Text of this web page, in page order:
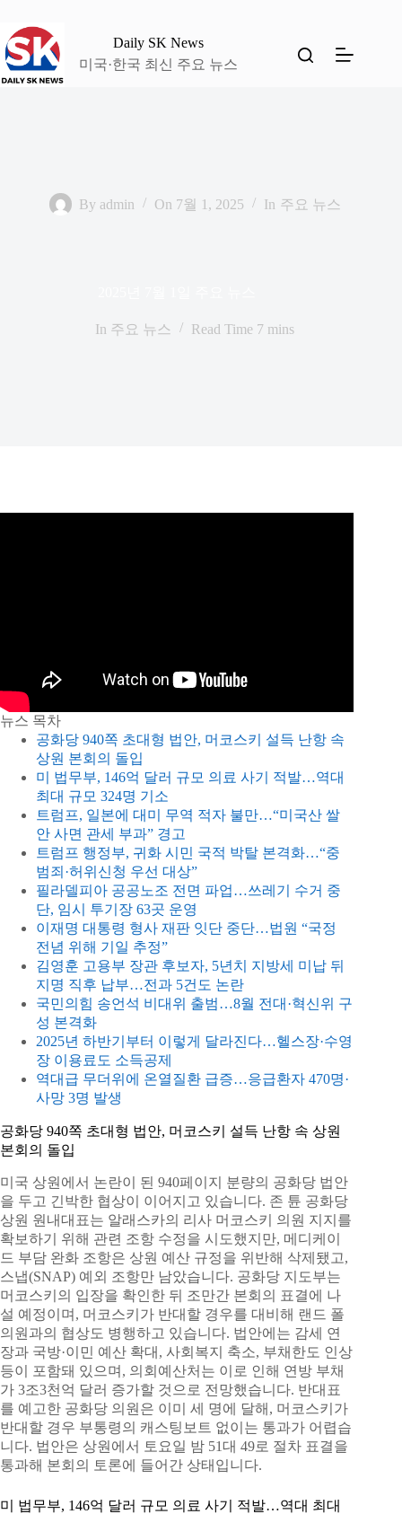
으
로
건
Daily SK News
미국·한국 최신 주요 뉴스
By admin On 7월 1, 2025 In 주요 뉴스
In 주요 뉴스 Read Time 7 mins
뉴스 목차
공화당 940쪽 초대형 법안, 머코스키 설득 난항 속
상원 본회의 돌입
미 법무부, 146억 달러 규모 의료 사기 적발…역대
최대 규모 324명 기소
트럼프, 일본에 대미 무역 적자 불만…“미국산 쌀
안 사면 관세 부과” 경고
트럼프 행정부, 귀화 시민 국적 박탈 본격화…“중
범죄·허위신청 우선 대상”
필라델피아 공공노조 전면 파업…쓰레기 수거 중
단, 임시 투기장 63곳 운영
이재명 대통령 형사 재판 잇단 중단…법원 “국정
전념 위해 기일 추정”
김영훈 고용부 장관 후보자, 5년치 지방세 미납 뒤
지명 직후 납부…전과 5건도 논란
국민의힘 송언석 비대위 출범…8월 전대·혁신위 구
성 본격화
2025년 하반기부터 이렇게 달라진다…헬스장·수영
장 이용료도 소득공제
역대급 무더위에 온열질환 급증…응급환자 470명·
사망 3명 발생
공화당 940쪽 초대형 법안, 머코스키 설득 난항 속 상원
본회의 돌입
미국 상원에서 논란이 된 940페이지 분량의 공화당 법안
을 두고 긴박한 협상이 이어지고 있습니다. 존 튠 공화당
상원 원내대표는 알래스카의 리사 머코스키 의원 지지를
확보하기 위해 관련 조항 수정을 시도했지만, 메디케이
드 부담 완화 조항은 상원 예산 규정을 위반해 삭제됐고,
스냅(SNAP) 예외 조항만 남았습니다. 공화당 지도부는
머코스키의 입장을 확인한 뒤 조만간 본회의 표결에 나
설 예정이며, 머코스키가 반대할 경우를 대비해 랜드 폴
의원과의 협상도 병행하고 있습니다. 법안에는 감세 연
장과 국방·이민 예산 확대, 사회복지 축소, 부채한도 인상
등이 포함돼 있으며, 의회예산처는 이로 인해 연방 부채
가 3조3천억 달러 증가할 것으로 전망했습니다. 반대표
를 예고한 공화당 의원은 이미 세 명에 달해, 머코스키가
반대할 경우 부통령의 캐스팅보트 없이는 통과가 어렵습
니다. 법안은 상원에서 토요일 밤 51대 49로 절차 표결을
통과해 본회의 토론에 들어간 상태입니다.
미 법무부, 146억 달러 규모 의료 사기 적발…역대 최대